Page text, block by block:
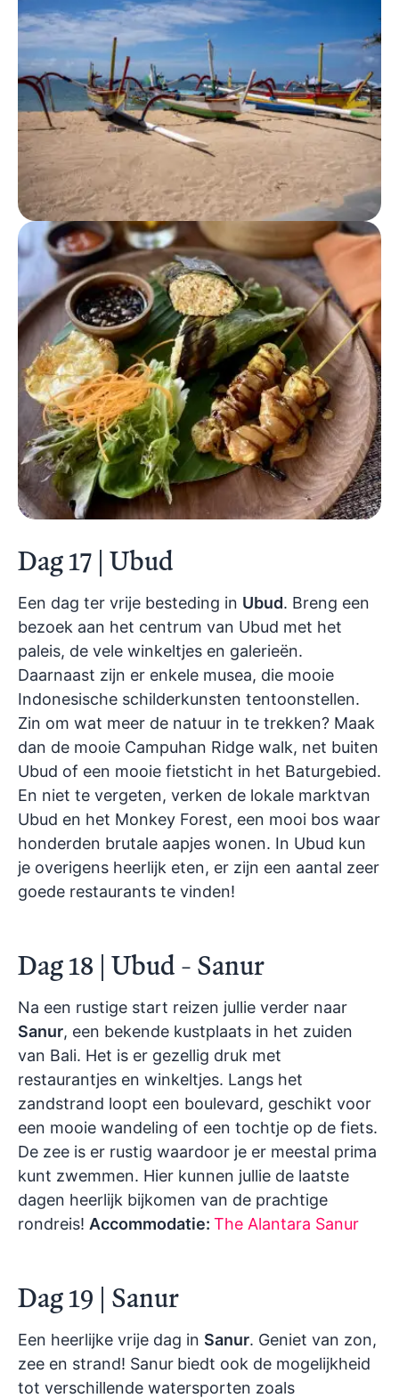
Dag 17 | Ubud
Een dag ter vrije besteding in Ubud. Breng een
bezoek aan het centrum van Ubud met het
paleis, de vele winkeltjes en galerieën.
Daarnaast zijn er enkele musea, die mooie
Indonesische schilderkunsten tentoonstellen.
Zin om wat meer de natuur in te trekken? Maak
dan de mooie Campuhan Ridge walk, net buiten
Ubud of een mooie fietsticht in het Baturgebied.
En niet te vergeten, verken de lokale marktvan
Ubud en het Monkey Forest, een mooi bos waar
honderden brutale aapjes wonen. In Ubud kun
je overigens heerlijk eten, er zijn een aantal zeer
goede restaurants te vinden!
Dag 18 | Ubud - Sanur
Na een rustige start reizen jullie verder naar
Sanur, een bekende kustplaats in het zuiden
van Bali. Het is er gezellig druk met
restaurantjes en winkeltjes. Langs het
zandstrand loopt een boulevard, geschikt voor
een mooie wandeling of een tochtje op de fiets.
De zee is er rustig waardoor je er meestal prima
kunt zwemmen. Hier kunnen jullie de laatste
dagen heerlijk bijkomen van de prachtige
rondreis! Accommodatie: The Alantara Sanur
Dag 19 | Sanur
Een heerlijke vrije dag in Sanur. Geniet van zon,
zee en strand! Sanur biedt ook de mogelijkheid
tot verschillende watersporten zoals